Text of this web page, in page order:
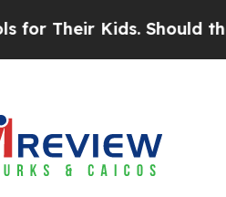
Should the US?The